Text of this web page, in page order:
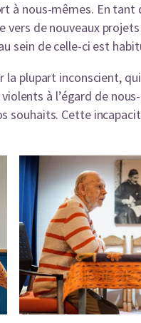
à nous-mêmes. En
vers de nouveaux
sein de celle-ci est
la plupart inconscient,
à l’égard de
souhaits. Cette